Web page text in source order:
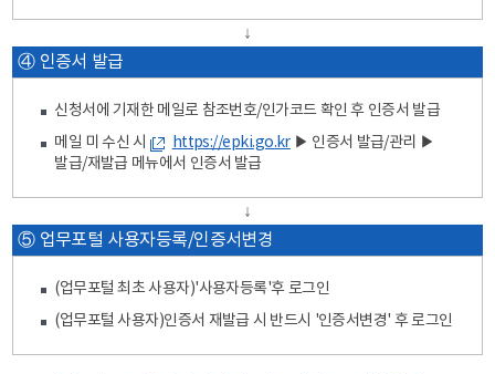
↓
④ 인증서 발급
신청서에 기재한 메일로 참조번호/인가코드 확인 후 인증서 발급
메일 미 수신 시
https://epki.go.kr▶ 인증서 발급/관리 ▶
발급/재발급 메뉴에서 인증서 발급
↓
⑤ 업무포털 사용자등록/인증서변경
(업무포털 최초 사용자)'사용자등록'후 로그인
(업무포털 사용자)인증서 재발급 시 반드시 '인증서변경' 후 로그인